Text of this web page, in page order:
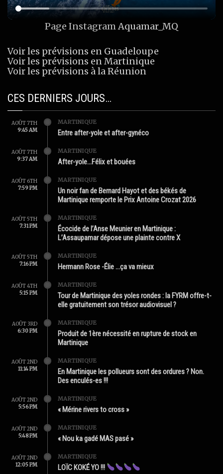
Page InstagramAquamar_MQ
Voir les prévisions en Guadeloupe
Voir les prévisions en Martinique
Voir les prévisions à la Réunion
CES DERNIERS JOURS…
AOÛT 7TH
9:45 AM
MARTINIQUE
Entre after-yole et after-gynéco
AOÛT 7TH
9:37 AM
MARTINIQUE
After-yole…Félix et bouées
AOÛT 6TH
7:59 PM
MARTINIQUE
Un noir fan de Bernard Hayot et des békés de
Martinique remporte le Prix Antoine Crozat 2026
AOÛT 5TH
7:31 PM
MARTINIQUE
Écocide de l’Anse Meunier en Martinique :
L’Assaupamar dépose une plainte contre X
AOÛT 5TH
7:16 PM
MARTINIQUE
Hermann Rose -Élie …ça va mieux
AOÛT 4TH
5:15 PM
MARTINIQUE
Tour de Martinique des yoles rondes : la FYRM offre-t-
elle gratuitement son trésor audiovisuel ?
AOÛT 3RD
6:30 PM
MARTINIQUE
Produit de 1ère nécessité en rupture de stock en
Martinique
AOÛT 2ND
11:14 PM
MARTINIQUE
En Martinique les pollueurs sont des ordures ? Non.
Des enculés-es !!!
AOÛT 2ND
5:56 PM
MARTINIQUE
« Mérine rivers to cross »
AOÛT 2ND
5:48 PM
MARTINIQUE
« Nou ka gadé MAS pasé »
AOÛT 2ND
12:05 PM
MARTINIQUE
LOÏC KOKÉ YO !!!